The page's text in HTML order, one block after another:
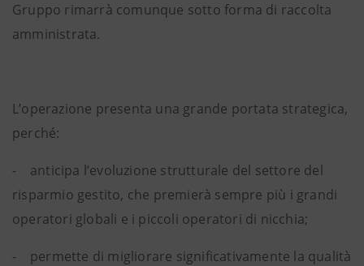
Gruppo rimarrà comunque sotto forma di raccolta
amministrata.
L’operazione presenta una grande portata strategica,
perché:
- anticipa l’evoluzione strutturale del settore del
risparmio gestito, che premierà sempre più i grandi
operatori globali e i piccoli operatori di nicchia;
- permette di migliorare significativamente la qualità